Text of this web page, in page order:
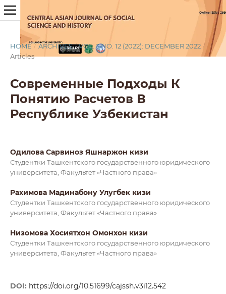
HOME / ARCHIVES / VOL. 3 NO. 12 (2022): DECEMBER 2022 /
Articles
Современные Подходы К
Понятию Расчетов В
Республике Узбекистан
Одилова Сарвиноз Яшнаржон кизи
Студентки Ташкентского государственного юридического
университета, Факультет «Частного права»
Рахимова Мадинабону Улугбек кизи
Студентки Ташкентского государственного юридического
университета, Факультет «Частного права»
Низомова Хосиятхон Омонхон кизи
Студентки Ташкентского государственного юридического
университета, Факультет «Частного права»
DOI: https://doi.org/10.51699/cajssh.v3i12.542